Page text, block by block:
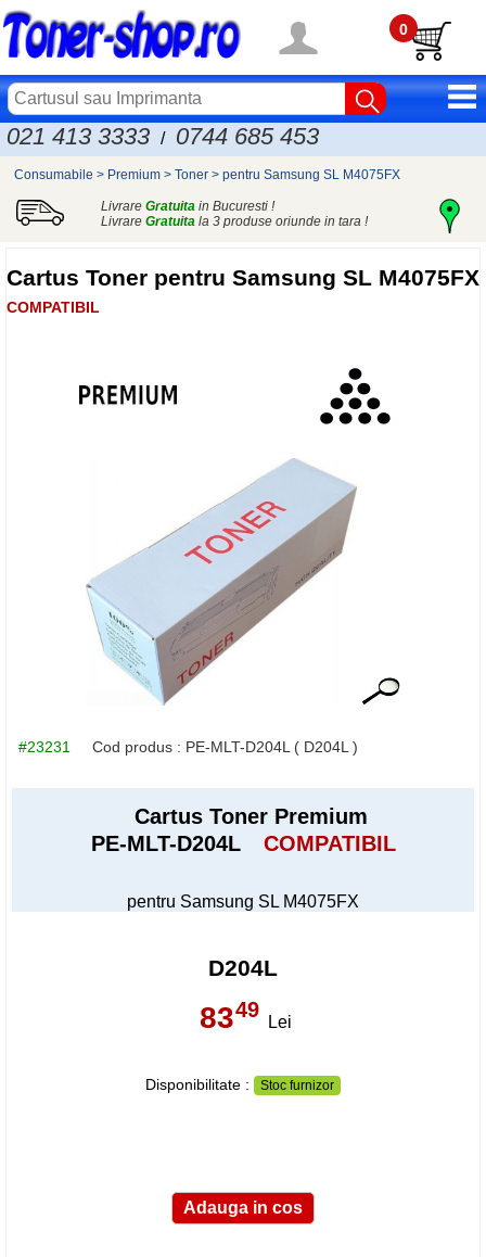
0
021 413 3333 / 0744 685 453
Consumabile > Premium > Toner > pentru Samsung SL M4075FX
Livrare Gratuitain Bucuresti !
Livrare Gratuitala 3 produse oriunde in tara !
Cartus Toner pentru Samsung SL M4075FX
COMPATIBIL
#23231 Cod produs : PE-MLT-D204L ( D204L )
Cartus Toner Premium
PE-MLT-D204L
COMPATIBIL
pentru Samsung SL M4075FX
D204L
8349
Lei
Disponibilitate : Stoc furnizor